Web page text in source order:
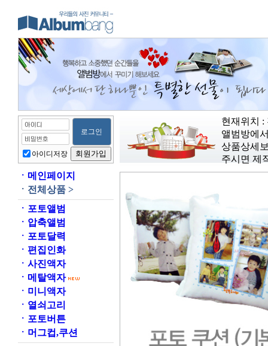
아이디저장
ㆍ 메인페이지
ㆍ 전체상품 >
ㆍ 포토앨범
ㆍ 압축앨범
ㆍ 포토달력
ㆍ 편집인화
ㆍ 사진액자
ㆍ 메탈액자
ㆍ 미니액자
ㆍ 열쇠고리
ㆍ 포토버튼
ㆍ 머그컵,쿠션
현재위치 :
앨범방에
상품상세
주시면 제